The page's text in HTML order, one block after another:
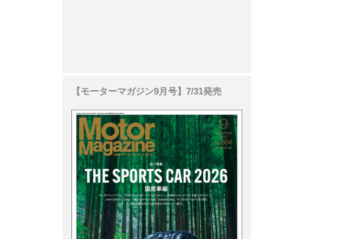
【モーターマガジン9月号】7/31発売